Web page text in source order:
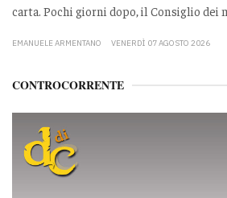
carta. Pochi giorni dopo, il Consiglio dei
EMANUELE ARMENTANO VENERDÌ 07 AGOSTO 2026
CONTROCORRENTE